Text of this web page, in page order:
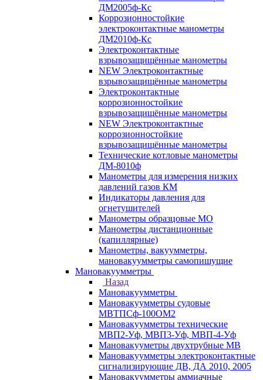
ДМ2005ф-Кс
Коррозионностойкие
электроконтактные манометры
ДМ2010ф-Кс
Электроконтактные
взрывозащищённые манометры
NEW Электроконтактные
взрывозащищённые манометры
Электроконтактные
коррозионностойкие
взрывозащищённые манометры
NEW Электроконтактные
коррозионностойкие
взрывозащищённые манометры
Технические котловые манометры
ДМ-8010ф
Манометры для измерения низких
давлений газов КМ
Индикаторы давления для
огнетушителей
Манометры образцовые МО
Манометры дистанционные
(капиллярные)
Манометры, вакуумметры,
мановакуумметры самопишущие
Мановакуумметры
Назад
Мановакуумметры
Мановакуумметры судовые
МВТПСф-100ОМ2
Мановакуумметры технические
МВП2-Уф, МВП3-Уф, МВП-4-Уф
Мановакууметры двухтрубные МВ
Мановакуумметры электроконтактные
сигнализирующие ДВ, ДА 2010, 2005
Мановакуумметры аммиачные